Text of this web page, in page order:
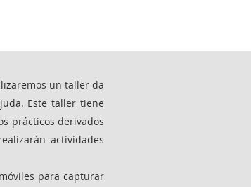
un taller da
Este taller tiene
prácticos derivados
actividades
para capturar